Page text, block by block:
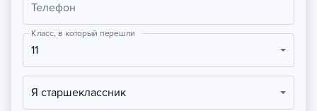
Телефон
Класс, в который перешли
11
Я старшеклассник